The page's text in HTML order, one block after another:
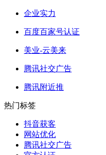
企业实力
百度百家号认证
美业-云美来
腾讯社交广告
腾讯附近推
热门标签
抖音获客
网站优化
腾讯社交广告